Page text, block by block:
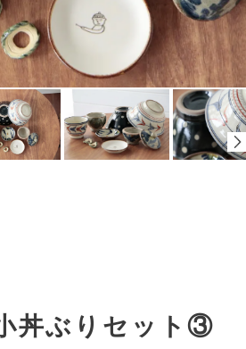
丼ぶりセット③